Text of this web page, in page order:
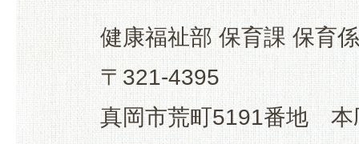
健康福祉部 保育課 保育係
〒321-4395
真岡市荒町5191番地 本